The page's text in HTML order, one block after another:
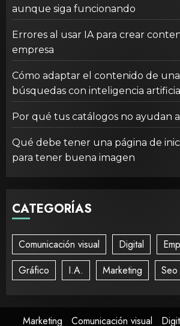
aunque siga funcionando
Errores al usar IA para crear
empresa
Cómo adaptar el contenido de
búsquedas con inteligencia artificial
Por qué tus catálogos no ayudan
Qué debe tener una página de
para tener buena imagen
CATEGORÍAS
Comunicación visual Digital
Gráfico
I.A. Marketing Seo
Marketing Comunicación visual